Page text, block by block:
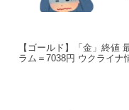
【ゴールド】「金」終値
ラム＝7038円 ウクライナ